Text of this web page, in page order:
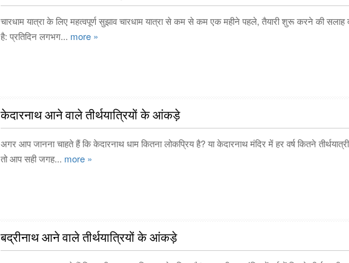
चारधाम यात्रा के लिए महत्वपूर्ण सुझाव चारधाम यात्रा से कम से कम एक महीने पहले, तैयारी शुरू करने की सलाह
है: प्रतिदिन लगभग... more »
केदारनाथ आने वाले तीर्थयात्रियों के आंकड़े
अगर आप जानना चाहते हैं कि केदारनाथ धाम कितना लोकप्रिय है? या केदारनाथ मंदिर में हर वर्ष कितने
तो आप सही जगह... more »
बद्रीनाथ आने वाले तीर्थयात्रियों के आंकड़े